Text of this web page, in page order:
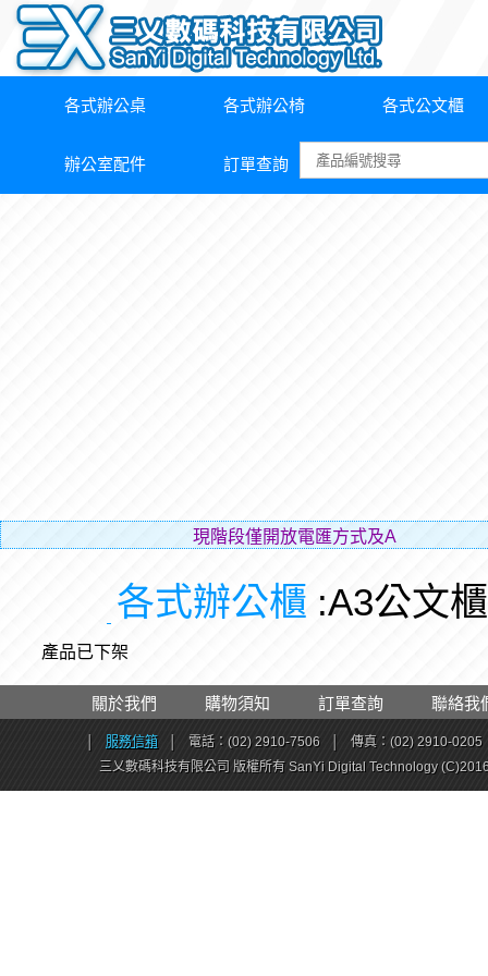
各式辦公桌 各式辦公椅 各式公文櫃
辦公室配件 訂單查詢
現階段僅開放電匯方式及ATM
各式辦公櫃 :A3公文櫃
產品已下架
關於我們 購物須知 訂單查詢 聯絡我
服務信箱 電話：(02) 2910-7506
傳真：(02) 2910-0205
三乂數碼科技有限公司 版權所有 SanYi Digital Technology